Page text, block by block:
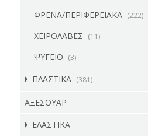
ΦΡΕΝΑ/ΠΕΡΙΦΕΡΕΙΑΚΑ (222)
ΧΕΙΡΟΛΑΒΕΣ (11)
ΨΥΓΕΙΟ (3)
ΠΛΑΣΤΙΚΑ (381)
ΑΞΕΣΟΥΑΡ
ΕΛΑΣΤΙΚΑ